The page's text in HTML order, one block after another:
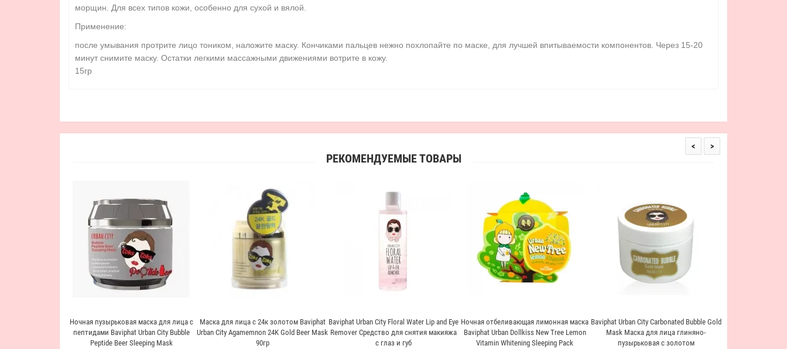
морщин. Для всех типов кожи, особенно для сухой и вялой.
Применение:
после умывания протрите лицо тоником, наложите маску. Кончиками пальцев нежно похлопайте по маске, для лучшей впитываемости компонентов. Через 15-20
минут снимите маску. Остатки легкими массажными движениями вотрите в кожу.
15гр
РЕКОМЕНДУЕМЫЕ ТОВАРЫ
Ночная пузырьковая маска для лица с
пептидами Baviphat Urban City Bubble
Peptide Beer Sleeping Mask
Маска для лица с 24к золотом Baviphat
Urban City Agamemnon 24K Gold Beer Mask
90гр
Baviphat Urban City Floral Water Lip and Eye
Remover Средство для снятия макияжа
с глаз и губ
Ночная отбеливающая лимонная маска
Baviphat Urban Dollkiss New Tree Lemon
Vitamin Whitening Sleeping Pack
Baviphat Urban City Carbonated Bubble Gold
Mask Маска для лица глиняно-
пузырьковая с золотом
< >